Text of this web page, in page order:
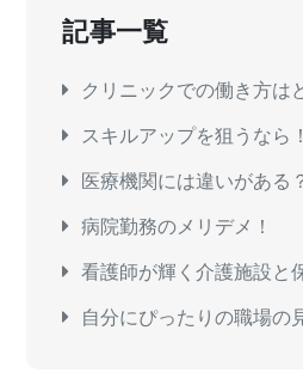
記事一覧
クリニックでの働き方は
スキルアップを狙うなら！
医療機関には違いがある
病院勤務のメリデメ！
看護師が輝く介護施設と
自分にぴったりの職場の